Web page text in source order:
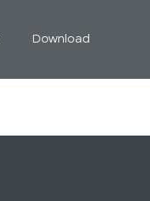
Download